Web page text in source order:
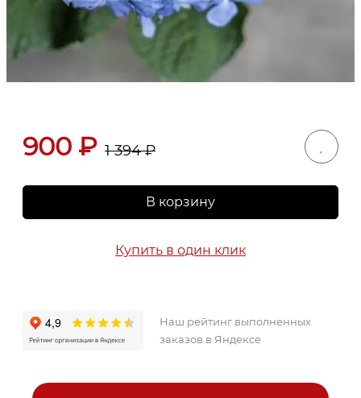
900 ₽ 1 394₽
В корзину
Купить в один клик
Наш рейтинг выполненных
заказов в Яндексе